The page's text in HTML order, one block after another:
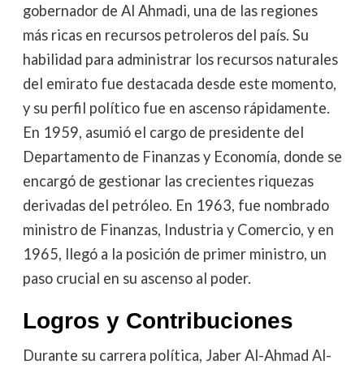
gobernador de Al Ahmadi, una de las regiones
más ricas en recursos petroleros del país. Su
habilidad para administrar los recursos naturales
del emirato fue destacada desde este momento,
y su perfil político fue en ascenso rápidamente.
En 1959, asumió el cargo de presidente del
Departamento de Finanzas y Economía, donde se
encargó de gestionar las crecientes riquezas
derivadas del petróleo. En 1963, fue nombrado
ministro de Finanzas, Industria y Comercio, y en
1965, llegó a la posición de primer ministro, un
paso crucial en su ascenso al poder.
Logros y Contribuciones
Durante su carrera política, Jaber Al-Ahmad Al-